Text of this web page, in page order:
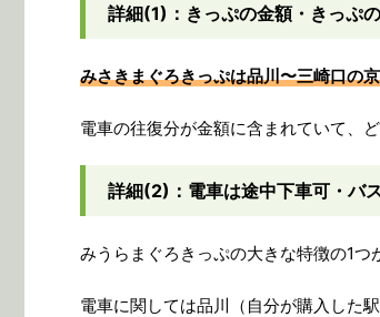
詳細(1)：きっぷの金額・きっぷ
みさきまぐろきっぷは品川〜三崎口の
電車の往復分が金額に含まれていて、
詳細(2)：電車は途中下車可・バ
みうらまぐろきっぷの大きな特徴の1つ
電車に関しては品川（自分が購入した